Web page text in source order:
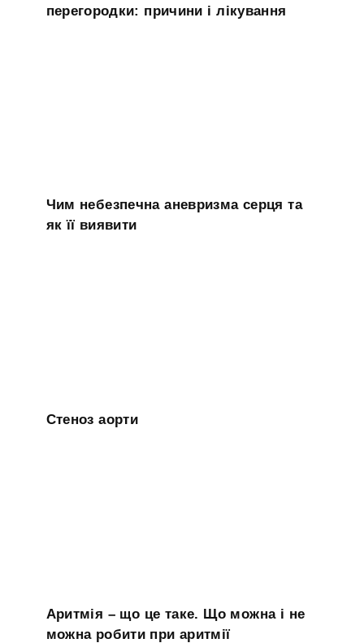
перегородки: причини і лікування
Чим небезпечна аневризма серця та
як її виявити
Стеноз аорти
Аритмія – що це таке. Що можна і не
можна робити при аритмії